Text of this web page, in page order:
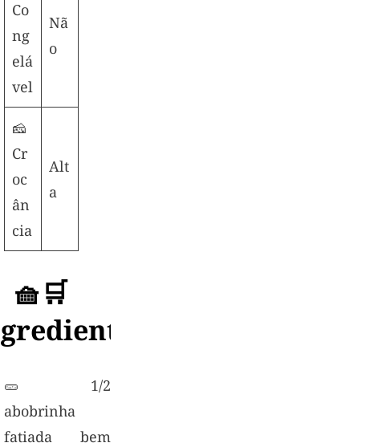
Co
ng
elá
vel
Nã
o
🧀
Cr
oc
ân
cia
Alt
a
🧺🛒
🥒 1/2
abobrinha
fatiada bem